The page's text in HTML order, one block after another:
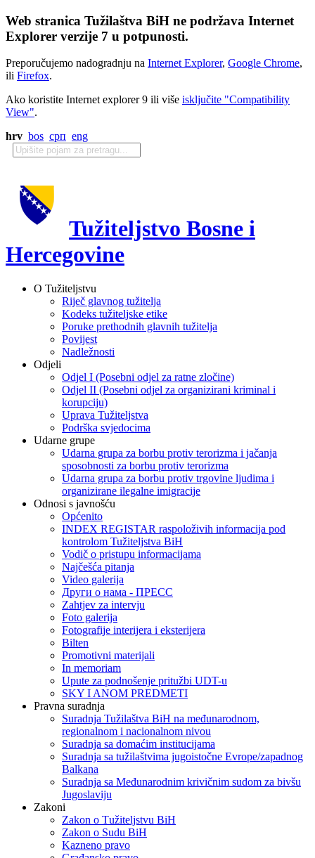
Web stranica Tužilaštva BiH ne podržava Internet
Explorer verzije 7 u potpunosti.
Preporučujemo nadogradnju na Internet Explorer, Google Chrome,
ili Firefox.
Ako koristite Internet explorer 9 ili više isključite "Compatibility
View".
hrv bos срп eng
Tužiteljstvo Bosne i
Hercegovine
O Tužiteljstvu
Riječ glavnog tužitelja
Kodeks tužiteljske etike
Poruke prethodnih glavnih tužitelja
Povijest
Nadležnosti
Odjeli
Odjel I (Posebni odjel za ratne zločine)
Odjel II (Posebni odjel za organizirani kriminal i
korupciju)
Uprava Tužiteljstva
Podrška svjedocima
Udarne grupe
Udarna grupa za borbu protiv terorizma i jačanja
sposobnosti za borbu protiv terorizma
Udarna grupa za borbu protiv trgovine ljudima i
organizirane ilegalne imigracije
Odnosi s javnošću
Općenito
INDEX REGISTAR raspoloživih informacija pod
kontrolom Tužiteljstva BiH
Vodič o pristupu informacijama
Najčešća pitanja
Video galerija
Други о нама - ПРЕСC
Zahtjev za intervju
Foto galerija
Fotografije interijera i eksterijera
Bilten
Promotivni materijali
In memoriam
Upute za podnošenje pritužbi UDT-u
SKY I ANOM PREDMETI
Pravna suradnja
Suradnja Tužilaštva BiH na međunarodnom,
regionalnom i nacionalnom nivou
Suradnja sa domaćim institucijama
Suradnja sa tužilaštvima jugoistočne Evrope/zapadnog
Balkana
Suradnja sa Međunarodnim krivičnim sudom za bivšu
Jugoslaviju
Zakoni
Zakon o Тužiteljstvu BiH
Zakon o Sudu BiH
Kazneno pravo